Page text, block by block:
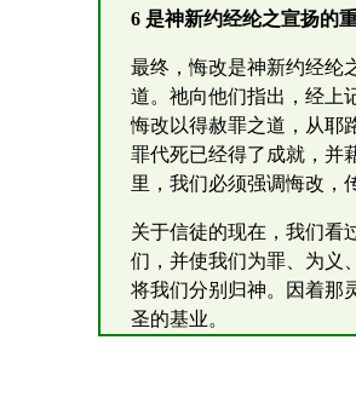
6 是神新约经纶之宣扬的
最终，悔改是神新约经纶
道。祂向他们指出，经上
悔改以得赦罪之道，从耶
罪代死已经得了成就，并
里，我们必须强调悔改，
关于信徒的现在，我们看
们，并使我们为罪、为义
将我们分别归神。因着那
圣的基业。